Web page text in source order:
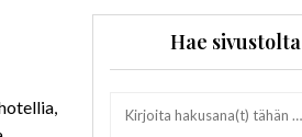
Hae sivustolta